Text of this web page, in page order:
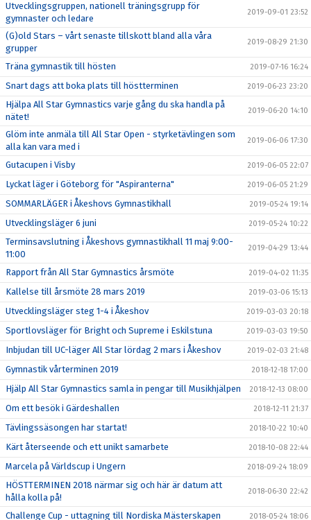
Utvecklingsgruppen, nationell träningsgrupp för
gymnaster och ledare
2019-09-01 23:52
(G)old Stars – vårt senaste tillskott bland alla våra
grupper
2019-08-29 21:30
Träna gymnastik till hösten 2019-07-16 16:24
Snart dags att boka plats till höstterminen 2019-06-23 23:20
Hjälpa All Star Gymnastics varje gång du ska handla på
nätet!
2019-06-20 14:10
Glöm inte anmäla till All Star Open - styrketävlingen som
alla kan vara med i
2019-06-06 17:30
Gutacupen i Visby 2019-06-05 22:07
Lyckat läger i Göteborg för "Aspiranterna" 2019-06-05 21:29
SOMMARLÄGER i Åkeshovs Gymnastikhall 2019-05-24 19:14
Utvecklingsläger 6 juni 2019-05-24 10:22
Terminsavslutning i Åkeshovs gymnastikhall 11 maj 9:00-
11:00
2019-04-29 13:44
Rapport från All Star Gymnastics årsmöte 2019-04-02 11:35
Kallelse till årsmöte 28 mars 2019 2019-03-06 15:13
Utvecklingsläger steg 1-4 i Åkeshov 2019-03-03 20:18
Sportlovsläger för Bright och Supreme i Eskilstuna 2019-03-03 19:50
Inbjudan till UC-läger All Star lördag 2 mars i Åkeshov 2019-02-03 21:48
Gymnastik vårterminen 2019 2018-12-18 17:00
Hjälp All Star Gymnastics samla in pengar till Musikhjälpen 2018-12-13 08:00
Om ett besök i Gärdeshallen 2018-12-11 21:37
Tävlingssäsongen har startat! 2018-10-22 10:40
Kärt återseende och ett unikt samarbete 2018-10-08 22:44
Marcela på Världscup i Ungern 2018-09-24 18:09
HÖSTTERMINEN 2018 närmar sig och här är datum att
hålla kolla på!
2018-06-30 22:42
Challenge Cup - uttagning till Nordiska Mästerskapen 2018-05-24 18:06